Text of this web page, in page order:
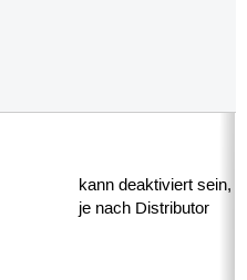
kann deaktiviert sein,
je nach Distributor